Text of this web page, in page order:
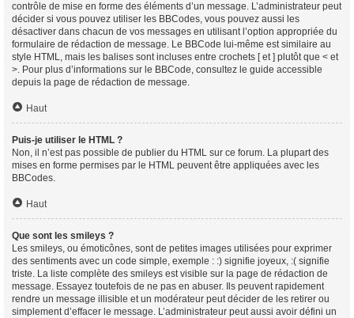
contrôle de mise en forme des éléments d’un message. L’administrateur peut
décider si vous pouvez utiliser les BBCodes, vous pouvez aussi les
désactiver dans chacun de vos messages en utilisant l’option appropriée du
formulaire de rédaction de message. Le BBCode lui-même est similaire au
style HTML, mais les balises sont incluses entre crochets [ et ] plutôt que < et
>. Pour plus d’informations sur le BBCode, consultez le guide accessible
depuis la page de rédaction de message.
Haut
Puis-je utiliser le HTML ?
Non, il n’est pas possible de publier du HTML sur ce forum. La plupart des
mises en forme permises par le HTML peuvent être appliquées avec les
BBCodes.
Haut
Que sont les smileys ?
Les smileys, ou émoticônes, sont de petites images utilisées pour exprimer
des sentiments avec un code simple, exemple : :) signifie joyeux, :( signifie
triste. La liste complète des smileys est visible sur la page de rédaction de
message. Essayez toutefois de ne pas en abuser. Ils peuvent rapidement
rendre un message illisible et un modérateur peut décider de les retirer ou
simplement d’effacer le message. L’administrateur peut aussi avoir défini un